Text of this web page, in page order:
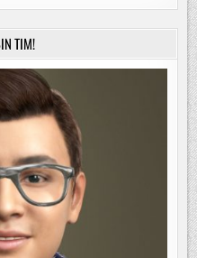
TIM!